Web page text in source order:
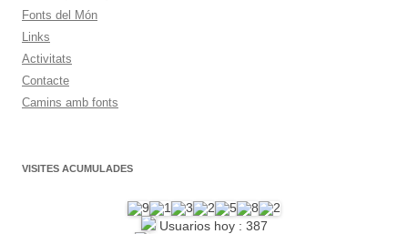
Fonts del Món
Links
Activitats
Contacte
Camins amb fonts
VISITES ACUMULADES
Usuarios hoy : 387